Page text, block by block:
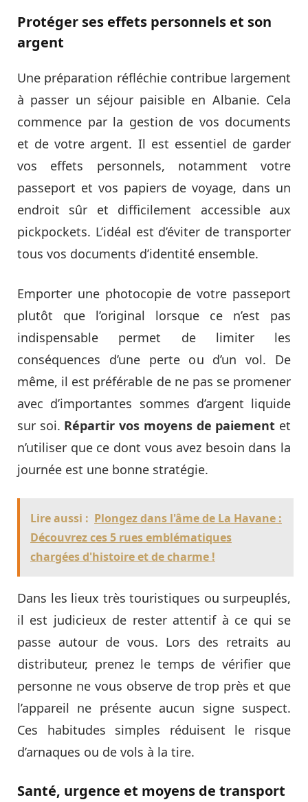
Protéger ses effets personnels et son
argent
Une préparation réfléchie contribue largement
à passer un séjour paisible en Albanie. Cela
commence par la gestion de vos documents
et de votre argent. Il est essentiel de garder
vos effets personnels, notamment votre
passeport et vos papiers de voyage, dans un
endroit sûr et difficilement accessible aux
pickpockets. L’idéal est d’éviter de transporter
tous vos documents d’identité ensemble.
Emporter une photocopie de votre passeport
plutôt que l’original lorsque ce n’est pas
indispensable permet de limiter les
conséquences d’une perte ou d’un vol. De
même, il est préférable de ne pas se promener
avec d’importantes sommes d’argent liquide
sur soi. Répartir vos moyens de paiement et
n’utiliser que ce dont vous avez besoin dans la
journée est une bonne stratégie.
Lire aussi : Plongez dans l'âme de La Havane :
Découvrez ces 5 rues emblématiques
chargées d'histoire et de charme !
Dans les lieux très touristiques ou surpeuplés,
il est judicieux de rester attentif à ce qui se
passe autour de vous. Lors des retraits au
distributeur, prenez le temps de vérifier que
personne ne vous observe de trop près et que
l’appareil ne présente aucun signe suspect.
Ces habitudes simples réduisent le risque
d’arnaques ou de vols à la tire.
Santé, urgence et moyens de transport